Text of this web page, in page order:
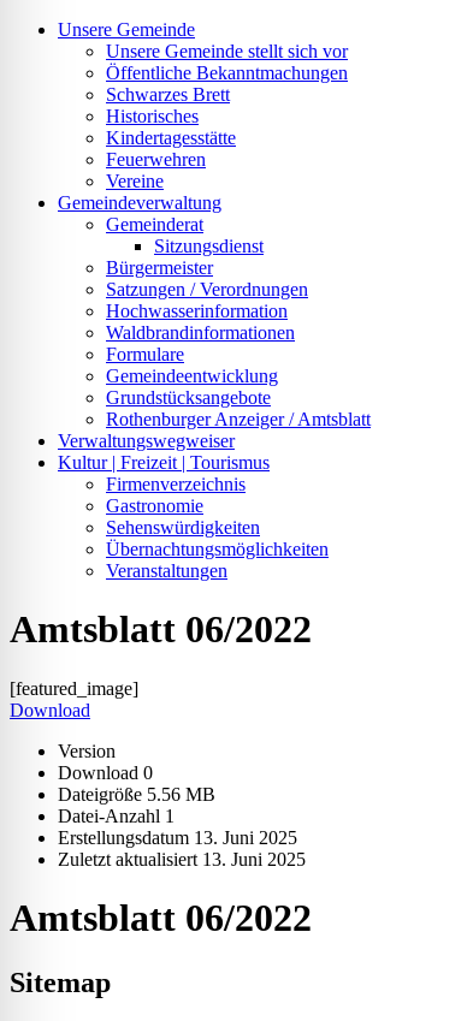
Unsere Gemeinde
Unsere Gemeinde stellt sich vor
Öffentliche Bekanntmachungen
Schwarzes Brett
Historisches
Kindertagesstätte
Feuerwehren
Vereine
Gemeindeverwaltung
Gemeinderat
Sitzungsdienst
Bürgermeister
Satzungen / Verordnungen
Hochwasserinformation
Waldbrandinformationen
Formulare
Gemeindeentwicklung
Grundstücksangebote
Rothenburger Anzeiger / Amtsblatt
Verwaltungswegweiser
Kultur | Freizeit | Tourismus
Firmenverzeichnis
Gastronomie
Sehenswürdigkeiten
Übernachtungsmöglichkeiten
Veranstaltungen
Amtsblatt 06/2022
[featured_image]
Download
Version
Download 0
Dateigröße 5.56 MB
Datei-Anzahl 1
Erstellungsdatum 13. Juni 2025
Zuletzt aktualisiert 13. Juni 2025
Amtsblatt 06/2022
Sitemap